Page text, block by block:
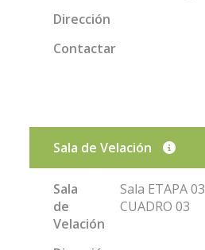
Dirección
Contactar
Sala de Velación
Sala
de
Velación
Sala ETAPA 03
CUADRO 03